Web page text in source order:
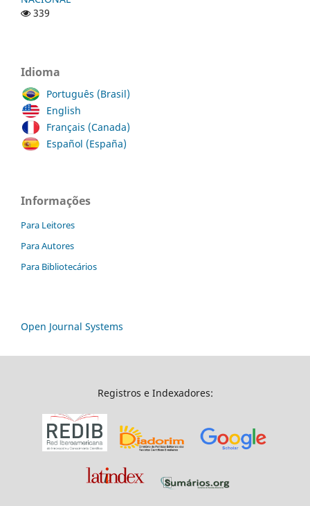
339
Idioma
Português (Brasil)
English
Français (Canada)
Español (España)
Informações
Para Leitores
Para Autores
Para Bibliotecários
Open Journal Systems
Registros e Indexadores: